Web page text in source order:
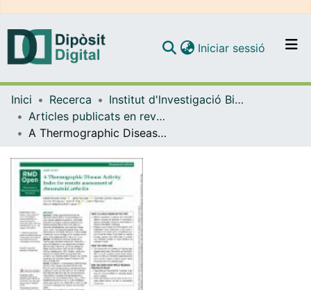
Navega per tot el DD
Iniciar sessió (current)
Inici Recerca
Institut d'lnvestigació Biomèdica de Bellvitge (IDIBELL)
Articles publicats en revistes (Institut d'lnvestigació Biomèdica de Bellvitge (IDIBELL))
A Thermographic Disease Activity Index for remote assessment of rheumatoid arthritis